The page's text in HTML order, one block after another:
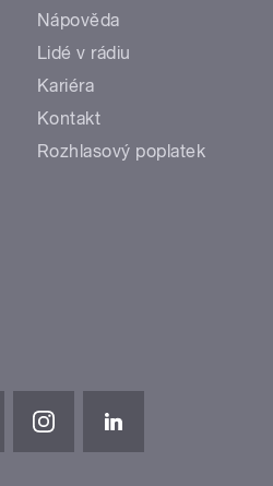
Nápověda
Lidé v rádiu
Kariéra
Kontakt
Rozhlasový poplatek